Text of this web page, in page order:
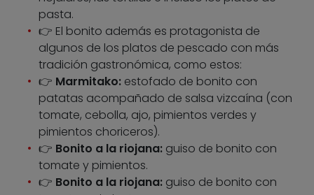
pasta.
👉 El bonito además es protagonista de
algunos de los platos de pescado con más
tradición gastronómica, como estos:
👉 Marmitako: estofado de bonito con
patatas acompañado de salsa vizcaína (con
tomate, cebolla, ajo, pimientos verdes y
pimientos choriceros).
👉 Bonito a la riojana: guiso de bonito con
tomate y pimientos.
👉 Bonito a la riojana: guiso de bonito con